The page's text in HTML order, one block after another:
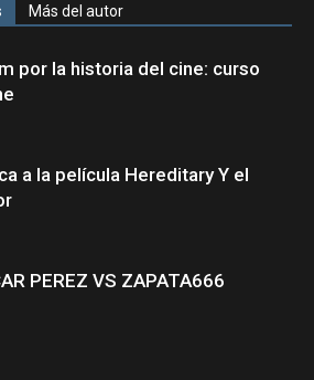
Más del autor
por la historia del cine: curso
a la película Hereditary Y el
PEREZ VS ZAPATA666